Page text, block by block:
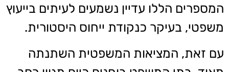
המספרים הללו עדיין נשמעים לעיתים בייעוץ
משפטי, בעיקר כנקודת ייחוס היסטורית.
עם זאת, המציאות המשפטית השתנתה